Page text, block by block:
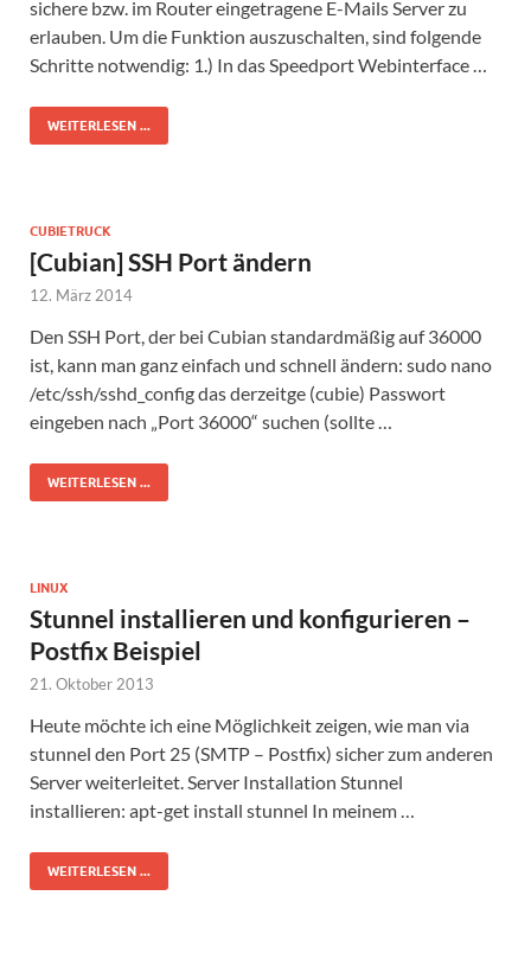
sichere bzw. im Router eingetragene E-Mails Server zu
erlauben. Um die Funktion auszuschalten, sind folgende
Schritte notwendig: 1.) In das Speedport Webinterface …
WEITERLESEN ...
CUBIETRUCK
[Cubian] SSH Port ändern
12. März 2014
Den SSH Port, der bei Cubian standardmäßig auf 36000
ist, kann man ganz einfach und schnell ändern: sudo nano
/etc/ssh/sshd_config das derzeitge (cubie) Passwort
eingeben nach „Port 36000“ suchen (sollte …
WEITERLESEN ...
LINUX
Stunnel installieren und konfigurieren –
Postfix Beispiel
21. Oktober 2013
Heute möchte ich eine Möglichkeit zeigen, wie man via
stunnel den Port 25 (SMTP – Postfix) sicher zum anderen
Server weiterleitet. Server Installation Stunnel
installieren: apt-get install stunnel In meinem …
WEITERLESEN ...